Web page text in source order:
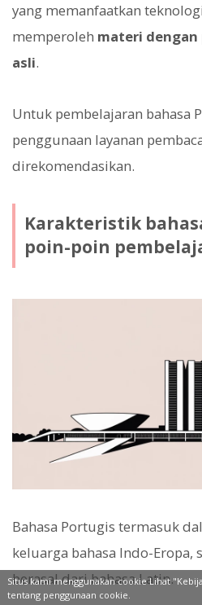
yang memanfaatkan
memperoleh materi
asli.
Untuk pembelajaran bahasa
penggunaan layanan
direkomendasikan.
Karakteristik
poin-poin
Bahasa Portugis termasuk
keluarga bahasa Indo-Eropa,
berasal dari bahasa Latin.
Situs kami menggunakan cookie Lihat
tentang penggunaan cookie.